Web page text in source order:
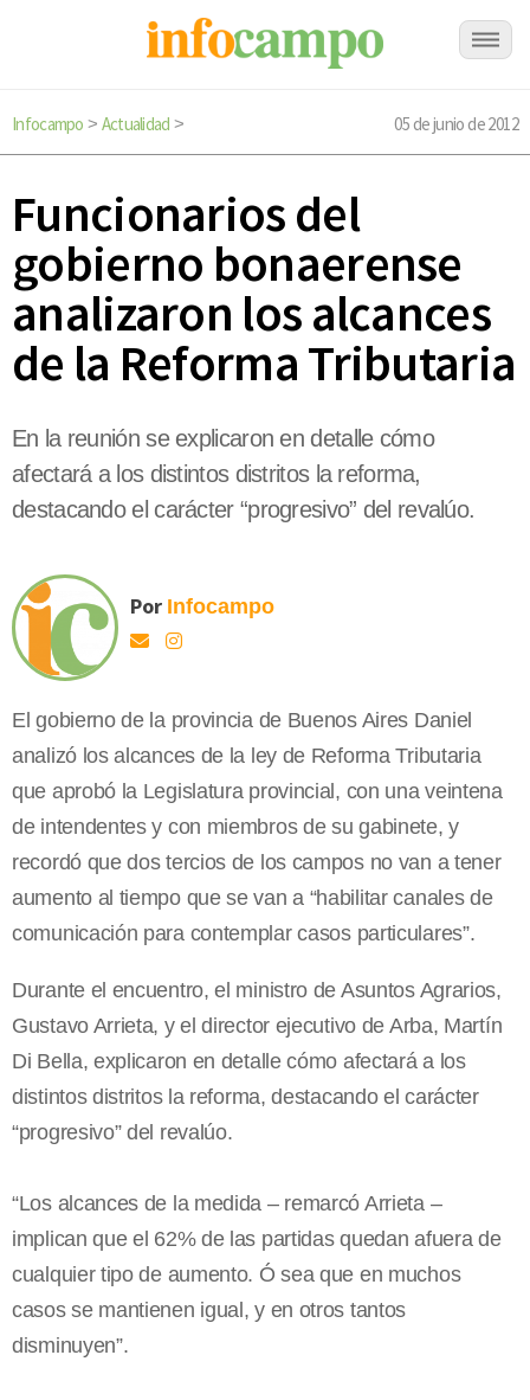
Infocampo > Actualidad > 05 de junio de 2012
Funcionarios del
gobierno bonaerense
analizaron los alcances
de la Reforma Tributaria
En la reunión se explicaron en detalle cómo
afectará a los distintos distritos la reforma,
destacando el carácter “progresivo” del revalúo.
Por Infocampo
El gobierno de la provincia de Buenos Aires Daniel
analizó los alcances de la ley de Reforma Tributaria
que aprobó la Legislatura provincial, con una veintena
de intendentes y con miembros de su gabinete, y
recordó que dos tercios de los campos no van a tener
aumento al tiempo que se van a “habilitar canales de
comunicación para contemplar casos particulares”.
Durante el encuentro, el ministro de Asuntos Agrarios,
Gustavo Arrieta, y el director ejecutivo de Arba, Martín
Di Bella, explicaron en detalle cómo afectará a los
distintos distritos la reforma, destacando el carácter
“progresivo” del revalúo.
“Los alcances de la medida – remarcó Arrieta –
implican que el 62% de las partidas quedan afuera de
cualquier tipo de aumento. Ó sea que en muchos
casos se mantienen igual, y en otros tantos
disminuyen”.